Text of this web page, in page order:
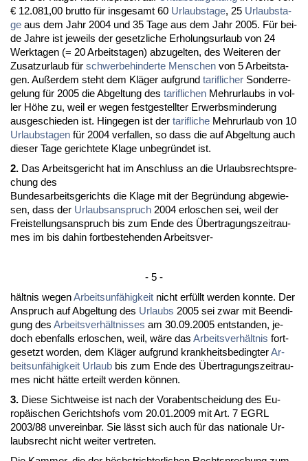
€ 12.081,00 brut­to für ins­ge­samt 60 Ur­laubs­ta­ge, 25 Ur­laubs­ta­
ge aus dem Jahr 2004 und 35 Ta­ge aus dem Jahr 2005. Für bei­
de Jah­re ist je­weils der ge­setz­li­che Er­ho­lungs­ur­laub von 24
Werk­ta­gen (= 20 Ar­beits­ta­gen) ab­zu­gel­ten, des Wei­te­ren der
Zu­satz­ur­laub für schwer­be­hin­der­te Men­schen von 5 Ar­beits­ta­
gen. Außer­dem steht dem Kläger auf­grund ta­rif­li­cher Son­der­re­
ge­lung für 2005 die Ab­gel­tung des ta­rif­li­chen Mehr­ur­laubs in vol­
ler Höhe zu, weil er we­gen fest­ge­stell­ter Er­werbs­min­de­rung
aus­ge­schie­den ist. Hin­ge­gen ist der ta­rif­li­che Mehr­ur­laub von 10
Ur­laubs­ta­gen für 2004 ver­fal­len, so dass die auf Ab­gel­tung auch
die­ser Ta­ge ge­rich­te­te Kla­ge un­be­gründet ist.
2. Das Ar­beits­ge­richt hat im An­schluss an die Ur­laubs­recht­spre­
chung des
Bun­des­ar­beits­ge­richts die Kla­ge mit der Be­gründung ab­ge­wie­
sen, dass der Ur­laubs­an­spruch 2004 er­lo­schen sei, weil der
Frei­stel­lungs­an­spruch bis zum En­de des Über­tra­gungs­zeit­rau­
mes im bis da­hin fort­be­ste­hen­den Ar­beits­ver-
- 5 -
hält­nis we­genAr­beits­unfähig­keit nicht erfüllt wer­den konn­te. Der
An­spruch auf Ab­gel­tung des Ur­laubs 2005 sei zwar mit Be­en­di­
gung des Ar­beits­verhält­nis­ses am 30.09.2005 ent­stan­den, je­
doch eben­falls er­lo­schen, weil, wäre das Ar­beits­verhält­nis fort­
ge­setzt wor­den, dem Kläger auf­grund krank­heits­be­ding­terAr­
beits­unfähig­keit Ur­laub bis zum En­de des Über­tra­gungs­zeit­rau­
mes nicht hätte er­teilt wer­den können.
3. Die­se Sicht­wei­se ist nach der Vor­ab­ent­schei­dung des Eu­
ropäischen Ge­richts­hofs vom 20.01.2009 mit Art. 7 EGRL
2003/88 un­ver­ein­bar. Sie lässt sich auch für das na­tio­na­le Ur­
laubs­recht nicht wei­ter ver­tre­ten.